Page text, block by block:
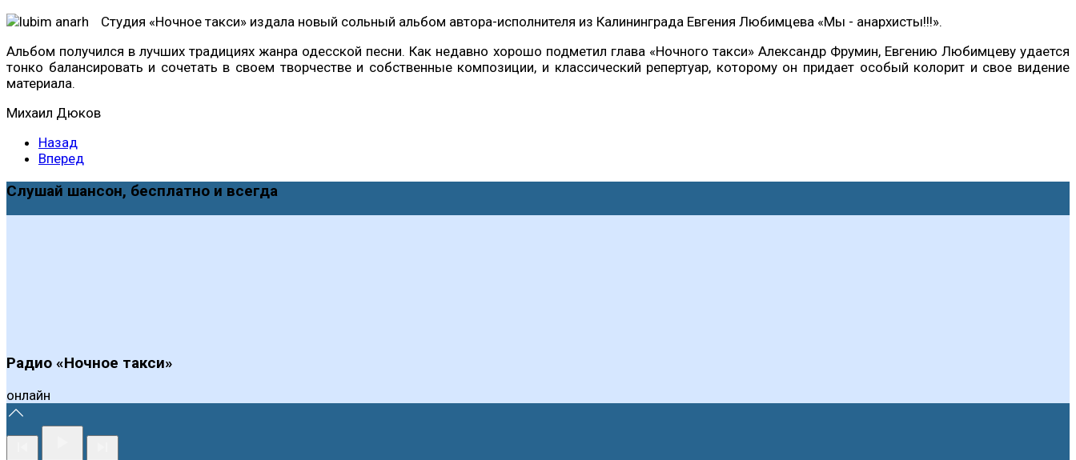
Студия «Ночное такси» издала новый сольный альбом автора-исполнителя из Калининграда Евгения Любимцева «Мы - анархисты!!!».
Альбом получился в лучших традициях жанра одесской песни. Как недавно хорошо подметил глава «Ночного такси» Александр Фрумин, Евгению Любимцеву удается
тонко балансировать и сочетать в своем творчестве и собственные композиции, и классический репертуар, которому он придает особый колорит и свое видение
материала.
Михаил Дюков
Назад
Вперед
Слушай шансон, бесплатно и всегда
Радио «Ночное такси»
онлайн